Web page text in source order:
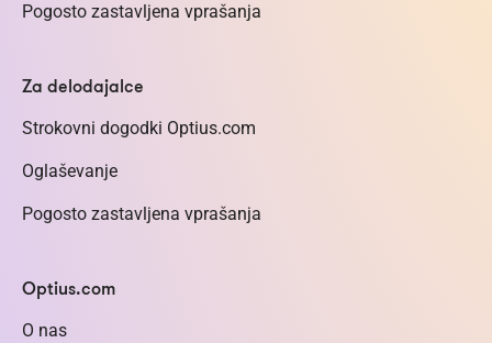
Pogosto zastavljena vprašanja
Za delodajalce
Strokovni dogodki Optius.com
Oglaševanje
Pogosto zastavljena vprašanja
Optius.com
O nas